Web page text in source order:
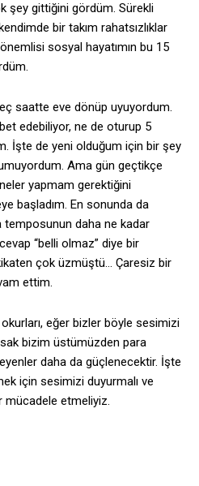
şey gittiğini gördüm. Sürekli
bir takım rahatsızlıklar
sosyal hayatımın bu 15
saatte eve dönüp uyuyordum.
edebiliyor, ne de oturup 5
İşte de yeni olduğum için bir şey
Ama gün geçtikçe
yapmam gerektiğini
başladım. En sonunda da
temposunun daha ne kadar
“belli olmaz” diye bir
çok üzmüştü… Çaresiz bir
ettim.
eğer bizler böyle sesimizi
bizim üstümüzden para
daha da güçlenecektir. İşte
için sesimizi duyurmalı ve
mücadele etmeliyiz.